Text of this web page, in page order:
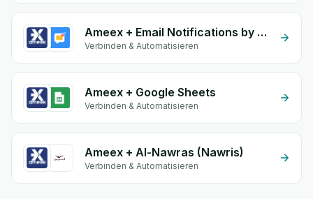
Ameex + Email Notifications by eGrow
Verbinden & Automatisieren
Ameex + Google Sheets
Verbinden & Automatisieren
Ameex + Al-Nawras (Nawris)
Verbinden & Automatisieren